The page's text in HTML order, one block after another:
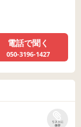
電話で聞く
050-3196-1427
リストに
保存